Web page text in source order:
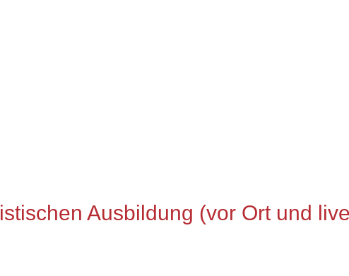
Ausbildung (vor Ort und